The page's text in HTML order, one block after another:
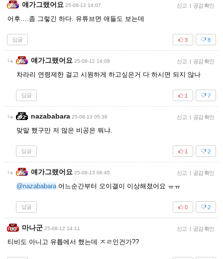
얘가그랬어요 25-08-12 14:07 신고 | 공감 확인
어후….좀 그렇긴 하다. 유튜브면 애들도 보는데
답글 8
3
얘가그랬어요 25-08-12 14:08 신고 | 공감 확인
차라리 연령제한 걸고 시원하게 하고싶은거 다 하시면 되지 않나
답글 7
1
nazababara 25-08-13 05:38 신고 | 공감 확인
맞말 했구만 저 많은 비공은 뭐냐.
답글 2
1
얘가그랬어요 25-08-13 06:45 신고 | 공감 확인
@nazababara어느순간부터 오이갤이 이상해졌어요 ㅠㅠ
답글 2
0
마나군 25-08-12 14:11 신고 | 공감 확인
티비도 아니고 유튭에서 했는데 ㅈㄹ인건가??